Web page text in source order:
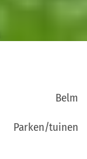
Belm
Parken/tuinen